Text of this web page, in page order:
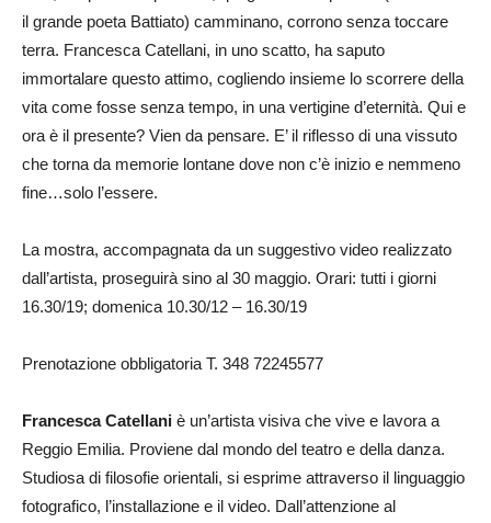
il grande poeta Battiato) camminano, corrono senza toccare
terra. Francesca Catellani, in uno scatto, ha saputo
immortalare questo attimo, cogliendo insieme lo scorrere della
vita come fosse senza tempo, in una vertigine d’eternità. Qui e
ora è il presente? Vien da pensare. E’ il riflesso di una vissuto
che torna da memorie lontane dove non c’è inizio e nemmeno
fine…solo l’essere.
La mostra, accompagnata da un suggestivo video realizzato
dall’artista, proseguirà sino al 30 maggio. Orari: tutti i giorni
16.30/19; domenica 10.30/12 – 16.30/19
Prenotazione obbligatoria T. 348 72245577
Francesca Catellani è un’artista visiva che vive e lavora a
Reggio Emilia. Proviene dal mondo del teatro e della danza.
Studiosa di filosofie orientali, si esprime attraverso il linguaggio
fotografico, l’installazione e il video. Dall’attenzione al